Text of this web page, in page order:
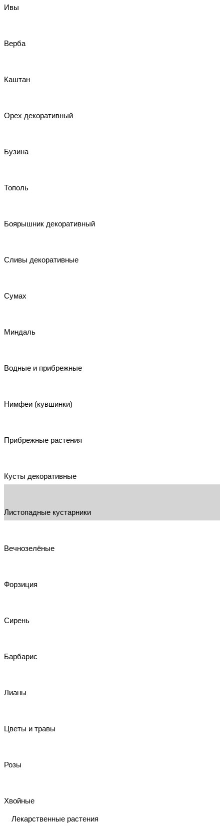
Ивы
Верба
Каштан
Орех декоративный
Бузина
Тополь
Боярышник декоративный
Сливы декоративные
Сумах
Миндаль
Водные и прибрежные
Нимфеи (кувшинки)
Прибрежные растения
Кусты декоративные
Листопадные кустарники
Вечнозелёные
Форзиция
Сирень
Барбарис
Лианы
Цветы и травы
Розы
Хвойные
Лекарственные растения